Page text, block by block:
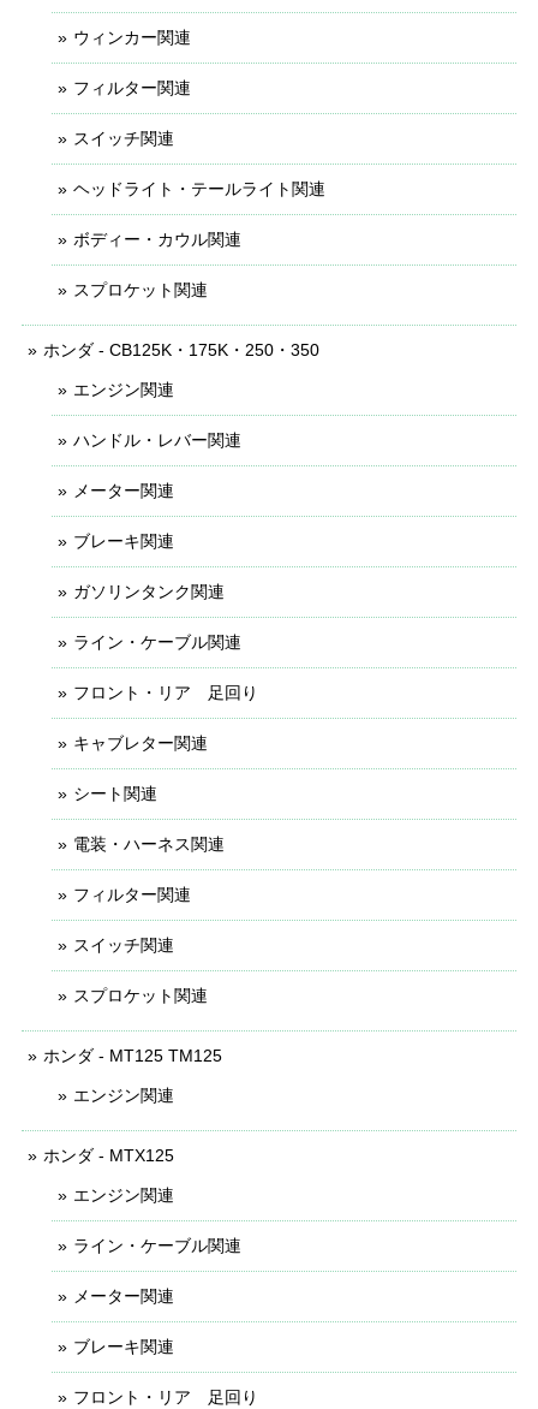
ウィンカー関連
フィルター関連
スイッチ関連
ヘッドライト・テールライト関連
ボディー・カウル関連
スプロケット関連
ホンダ - CB125K・175K・250・350
エンジン関連
ハンドル・レバー関連
メーター関連
ブレーキ関連
ガソリンタンク関連
ライン・ケーブル関連
フロント・リア 足回り
キャブレター関連
シート関連
電装・ハーネス関連
フィルター関連
スイッチ関連
スプロケット関連
ホンダ - MT125 TM125
エンジン関連
ホンダ - MTX125
エンジン関連
ライン・ケーブル関連
メーター関連
ブレーキ関連
フロント・リア 足回り